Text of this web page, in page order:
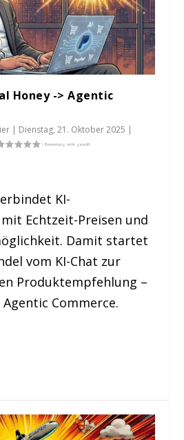
Honey -> Agentic
| Dienstag, 21. Oktober 2025 |
KI-
Echtzeit-Preisen und
Damit startet
vom KI-Chat zur
Produktempfehlung –
Commerce.